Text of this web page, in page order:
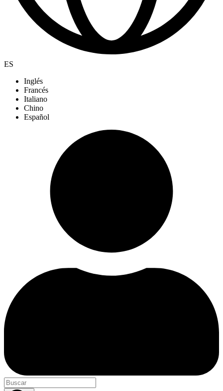
ES
Inglés
Francés
Italiano
Chino
Español